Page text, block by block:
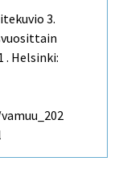
3.
. Helsinki: